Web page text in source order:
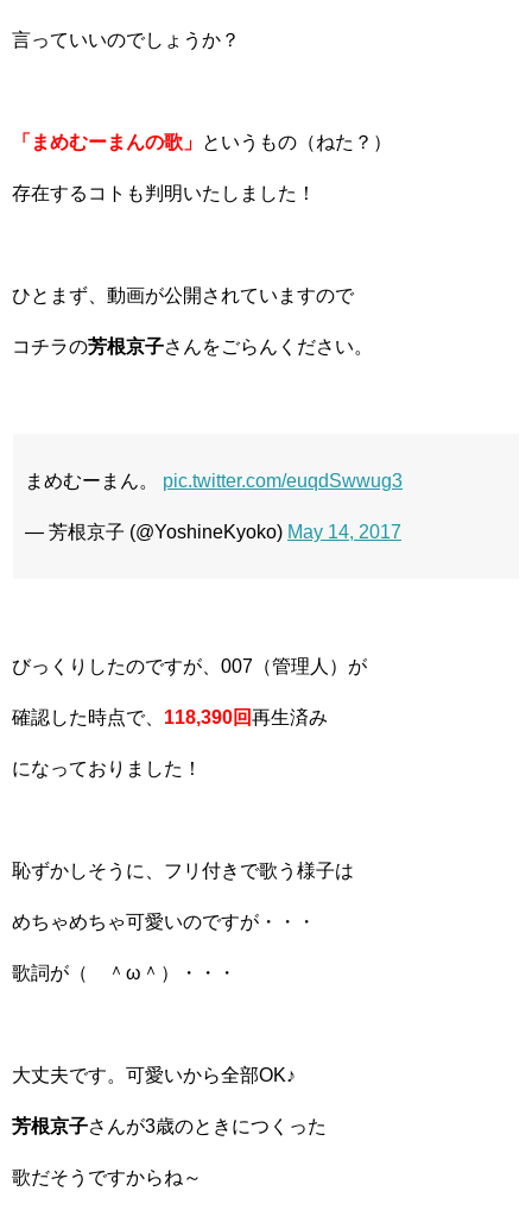
言っていいのでしょうか？
「まめむーまんの歌」 というもの（ねた？）
存在するコトも判明いたしました！
ひとまず、動画が公開されていますので
コチラの芳根京子さんをごらんください。
まめむーまん。 pic.twitter.com/euqdSwwug3
— 芳根京子 (@YoshineKyoko) May 14, 2017
びっくりしたのですが、007（管理人）が
確認した時点で、 118,390回再生済み
になっておりました！
恥ずかしそうに、フリ付きで歌う様子は
めちゃめちゃ可愛いのですが・・・
歌詞が（ ＾ω＾）・・・
大丈夫です。可愛いから全部OK♪
芳根京子さんが3歳のときにつくった
歌だそうですからね～